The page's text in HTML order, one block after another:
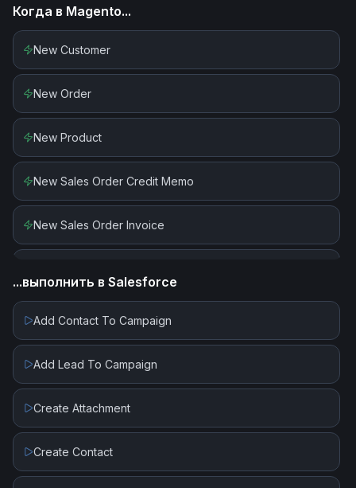
Когда в Magento...
New Customer
New Order
New Product
New Sales Order Credit Memo
New Sales Order Invoice
...выполнить в Salesforce
Add Contact To Campaign
Add Lead To Campaign
Create Attachment
Create Contact